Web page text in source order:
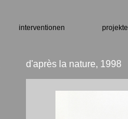
d'après la nature, 1998
interventionen projekte